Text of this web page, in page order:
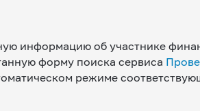
информацию об участнике
форму поиска сервиса
режиме